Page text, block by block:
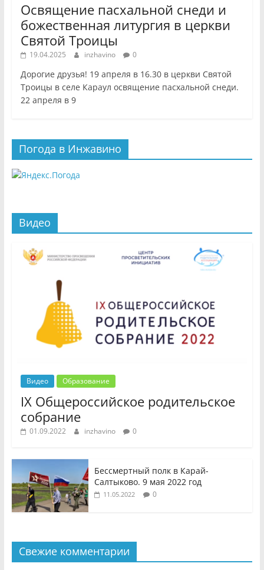
Освящение пасхальной снеди и
божественная литургия в церкви
Святой Троицы
19.04.2025 inzhavino 0
Дорогие друзья! 19 апреля в 16.30 в церкви Святой
Троицы в селе Караул освящение пасхальной снеди.
22 апреля в 9
Погода в Инжавино
Видео
Видео Образование
IX Общероссийское родительское
собрание
01.09.2022 inzhavino 0
Бессмертный полк в Карай-
Салтыково. 9 мая 2022 год
11.05.2022 0
Свежие комментарии